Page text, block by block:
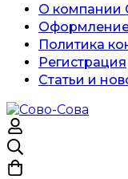
О компании
Оформление
Политика
Регистрация
Статьи и